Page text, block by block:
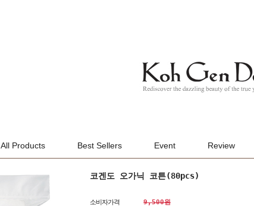
All Products Best Sellers Event Review
코겐도 오가닉 코튼(80pcs)
소비자가격
9,500원